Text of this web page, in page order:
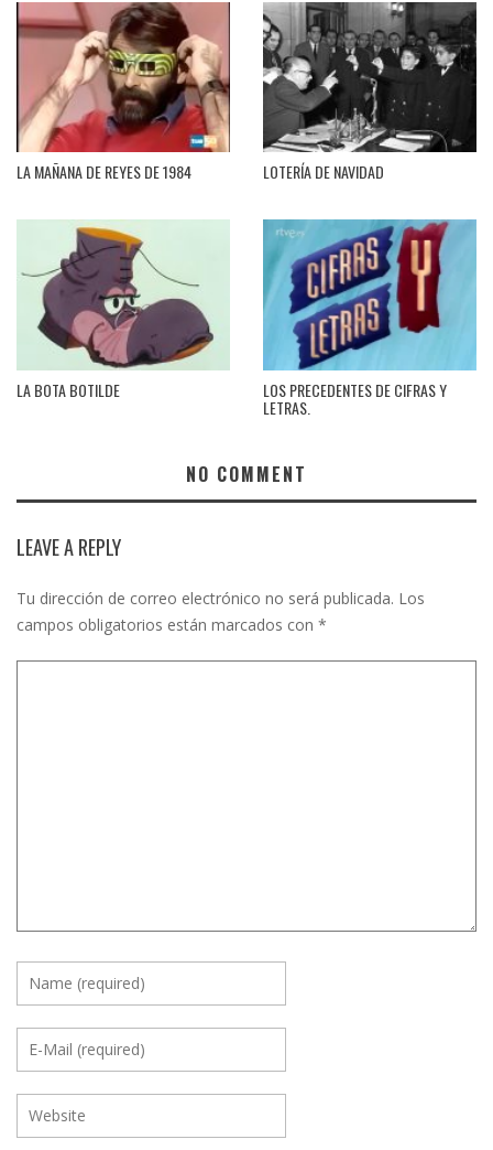
LA MAÑANA DE REYES DE 1984 LOTERÍA DE NAVIDAD
LA BOTA BOTILDE LOS PRECEDENTES DE CIFRAS Y
LETRAS.
NO COMMENT
LEAVE A REPLY
Tu dirección de correo electrónico no será publicada. Los
campos obligatorios están marcados con *